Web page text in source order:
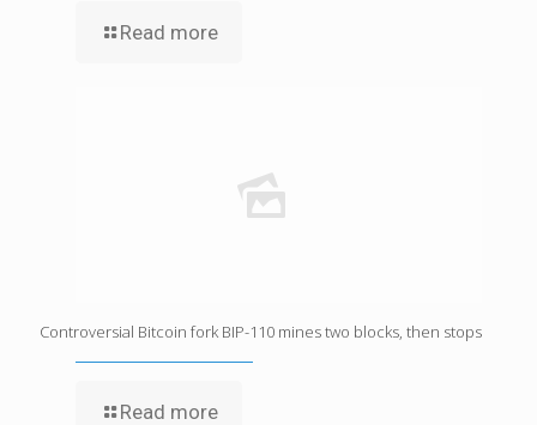
Read more
Controversial Bitcoin fork BIP-110 mines two blocks, then stops
Read more